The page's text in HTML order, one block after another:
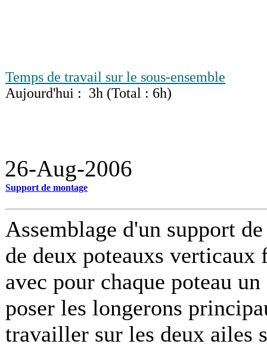
Temps de travail sur le sous-ensemble
Aujourd'hui : 3h (Total : 6h)
26-Aug-2006
Support de montage
Assemblage d'un support
de deux poteauxs
avec pour chaque poteau
poser les longerons
travailler sur les deux ailes